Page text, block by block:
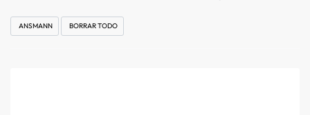
ANSMANN BORRAR TODO